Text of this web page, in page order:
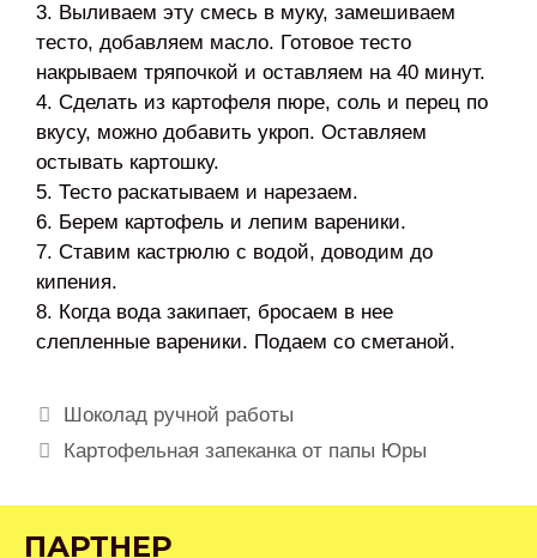
3. Выливаем эту смесь в муку, замешиваем
тесто, добавляем масло. Готовое тесто
накрываем тряпочкой и оставляем на 40 минут.
4. Сделать из картофеля пюре, соль и перец по
вкусу, можно добавить укроп. Оставляем
остывать картошку.
5. Тесто раскатываем и нарезаем.
6. Берем картофель и лепим вареники.
7. Ставим кастрюлю с водой, доводим до
кипения.
8. Когда вода закипает, бросаем в нее
слепленные вареники. Подаем со сметаной.
Навигация
записи
Шоколад ручной работы
Картофельная запеканка от папы Юры
ПАРТНЕР